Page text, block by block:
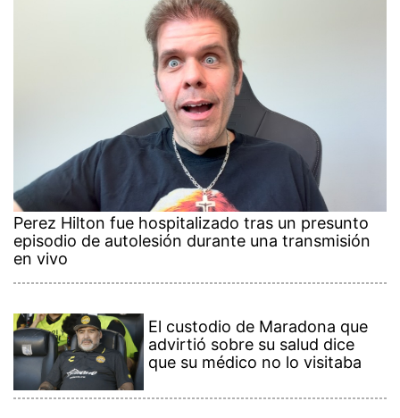
Perez Hilton fue hospitalizado tras un presunto
episodio de autolesión durante una transmisión
en vivo
El custodio de Maradona que
advirtió sobre su salud dice
que su médico no lo visitaba